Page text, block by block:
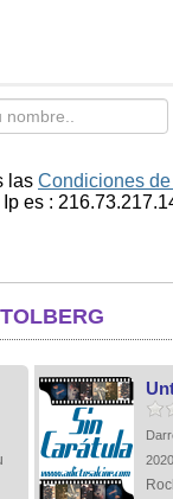
las Condiciones
es :